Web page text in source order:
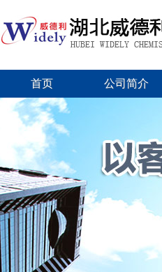
首页 公司简介